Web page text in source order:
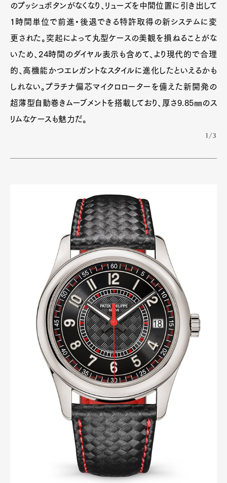
のプッシュボタンがなくなり、リューズを中間位置に引き出して
１時間単位で前進・後退できる特許取得の新システムに変
更された。突起によって丸型ケースの美観を損ねることがな
いため、24時間のダイヤル表示も含めて、より現代的で合理
的、高機能かつエレガントなスタイルに進化したといえるかも
しれない。プラチナ偏芯マイクロローターを備えた新開発の
超薄型自動巻きムーブメントを搭載しており、厚さ9.85㎜のス
リムなケースも魅力だ。
1/3